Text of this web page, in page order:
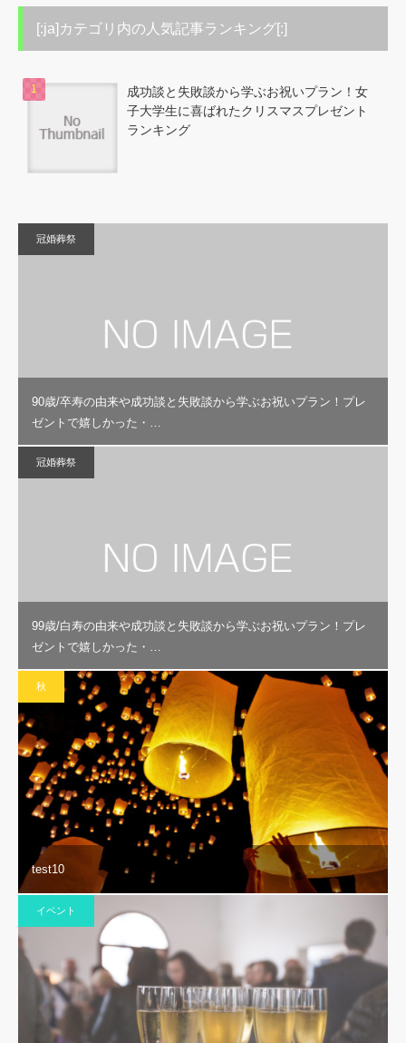
[:ja]カテゴリ内の人気記事ランキング[:]
成功談と失敗談から学ぶお祝いプラン！女
子大学生に喜ばれたクリスマスプレゼント
ランキング
冠婚葬祭
90歳/卒寿の由来や成功談と失敗談から学ぶお祝いプラン！プレ
ゼントで嬉しかった・…
冠婚葬祭
99歳/白寿の由来や成功談と失敗談から学ぶお祝いプラン！プレ
ゼントで嬉しかった・…
秋
test10
イベント